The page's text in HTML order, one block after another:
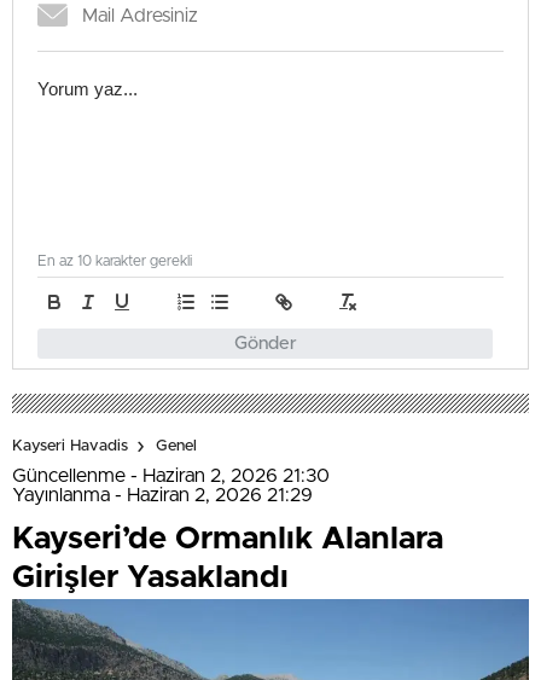
Gönder
En az 10 karakter gerekli
Kayseri Havadis Genel
Güncellenme - Haziran 2, 2026 21:30
Yayınlanma - Haziran 2, 2026 21:29
Kayseri’de Ormanlık Alanlara
Girişler Yasaklandı